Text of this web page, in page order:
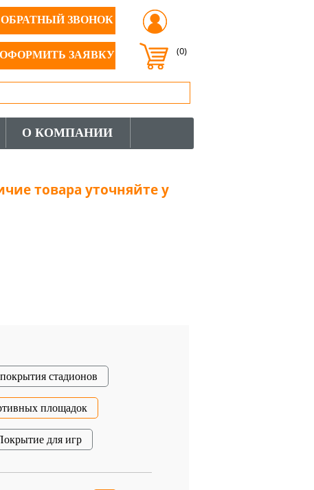
О КОМПАНИИ
ОБРАТНЫЙ ЗВОНОК
ОФОРМИТЬ ЗАЯВКУ (0)
товара уточняйте у
стадионов
площадок
для игр